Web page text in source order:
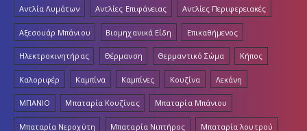
Αντλία Λυμάτων Αντλίες Επιφάνειας Αντλίες Περιφερειακές
Αξεσουάρ Μπάνιου Βιομηχανικά Είδη Επικαθήμενος
Ηλεκτροκινητήρας Θέρμανση Θερμαντικό Σώμα Κήπος
Καλοριφέρ Καμπίνα Καμπίνες Κουζίνα Λεκάνη
ΜΠΑΝΙΟ Μπαταρία Κουζίνας Μπαταρία Μπάνιου
Μπαταρία Νεροχύτη Μπαταρία Νιπτήρος Μπαταρία λουτρού